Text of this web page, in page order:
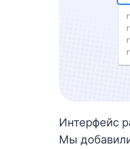
Интерфейс
Мы